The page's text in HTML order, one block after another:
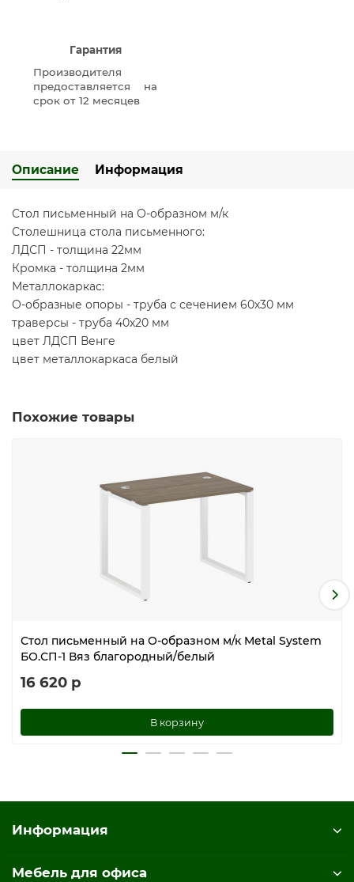
Гарантия
Производителя
предоставляется на
срок от 12 месяцев
Описание Информация
Стол письменный на О-образном м/к
Столешница стола письменного:
ЛДСП - толщина 22мм
Кромка - толщина 2мм
Металлокаркас:
О-образные опоры - труба с сечением 60х30 мм
траверсы - труба 40х20 мм
цвет ЛДСП Венге
цвет металлокаркаса белый
Похожие товары
Стол письменный на О-образном м/к Metal System
БО.СП-1 Вяз благородный/белый
16 620 р
В корзину
Информация
Мебель для офиса